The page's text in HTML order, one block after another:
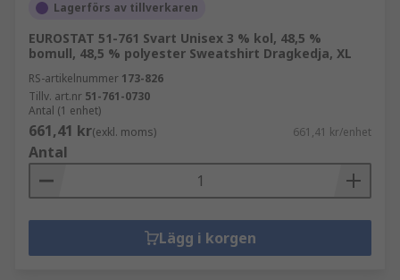
Lagerförs av tillverkaren
EUROSTAT 51-761 Svart Unisex 3 % kol, 48,5 %
bomull, 48,5 % polyester Sweatshirt Dragkedja, XL
RS-artikelnummer 173-826
Tillv. art.nr 51-761-0730
Antal (1 enhet)
661,41 kr(exkl. moms) 661,41 kr/enhet
Antal
Lägg i korgen